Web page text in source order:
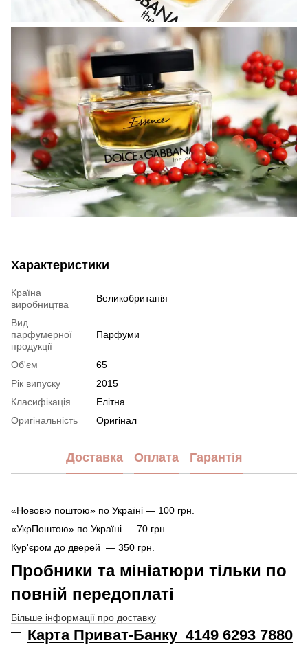
Характеристики
Країна
виробництва
Великобританія
Вид
парфумерної
продукції
Парфуми
Об'єм
65
Рік випуску
2015
Класифікація
Елітна
Оригінальність
Оригінал
Доставка Оплата Гарантія
«Нововю поштою» по Україні — 100 грн.
«УкрПоштою» по Україні — 70 грн.
Кур'єром до дверей — 350 грн.
Пробники та мініатюри тільки по
повній передоплаті
Більше інформації про доставку
Карта Приват-Банку 4149 6293 7880